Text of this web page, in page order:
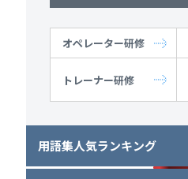
オペレーター研修
トレーナー研修
用語集人気ランキング